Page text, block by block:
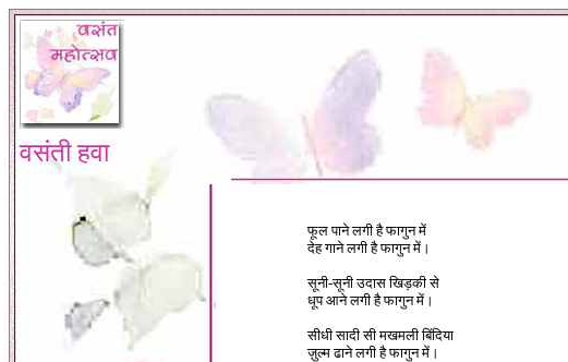
वसंती हवा
फूल पाने लगी है फागुन में
देह गाने लगी है फागुन में।
सूनी-सूनी उदास खिड़की से
धूप आने लगी है फागुन में।
सीधी सादी सी मखमली बिंदिया
ज़ुल्म ढाने लगी है फागुन में।